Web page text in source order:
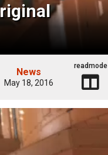
News
May 18, 2016
readmode